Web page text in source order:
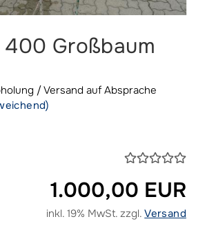
400 Großbaum
/ Versand auf Absprache
1.000,00 EUR
inkl. 19% MwSt. zzgl.Versand